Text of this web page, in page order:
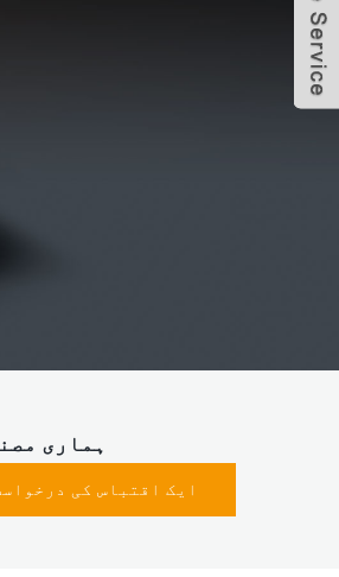
ہماری
ایک اقتباس کی